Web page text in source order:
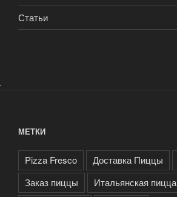
Статьи
.
МЕТКИ
Pizza Fresco Доставка Пиццы
Заказ пиццы
Итальянская пицца